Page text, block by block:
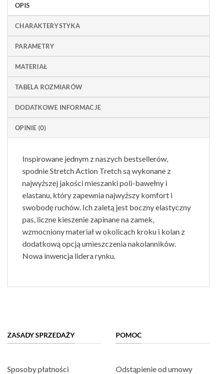
OPIS
CHARAKTERYSTYKA
PARAMETRY
MATERIAŁ
TABELA ROZMIARÓW
DODATKOWE INFORMACJE
OPINIE (0)
Inspirowane jednym z naszych bestsellerów,
spodnie Stretch Action Tretch są wykonane z
najwyższej jakości mieszanki poli-bawełny i
elastanu, który zapewnia najwyższy komfort i
swobodę ruchów. Ich zaletą jest boczny elastyczny
pas, liczne kieszenie zapinane na zamek,
wzmocniony materiał w okolicach kroku i kolan z
dodatkową opcją umieszczenia nakolanników.
Nowa inwencja lidera rynku.
ZASADY SPRZEDAŻY
Sposoby płatności
POMOC
Odstąpienie od umowy